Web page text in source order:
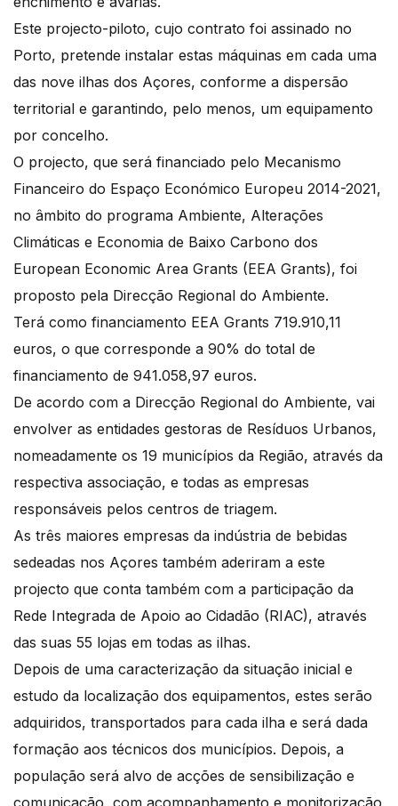
Este projecto-piloto, cujo contrato foi assinado no
Porto, pretende instalar estas máquinas em cada uma
das nove ilhas dos Açores, conforme a dispersão
territorial e garantindo, pelo menos, um equipamento
por concelho.
O projecto, que será financiado pelo Mecanismo
Financeiro do Espaço Económico Europeu 2014-2021,
no âmbito do programa Ambiente, Alterações
Climáticas e Economia de Baixo Carbono dos
European Economic Area Grants (EEA Grants), foi
proposto pela Direcção Regional do Ambiente.
Terá como financiamento EEA Grants 719.910,11
euros, o que corresponde a 90% do total de
financiamento de 941.058,97 euros.
De acordo com a Direcção Regional do Ambiente, vai
envolver as entidades gestoras de Resíduos Urbanos,
nomeadamente os 19 municípios da Região, através da
respectiva associação, e todas as empresas
responsáveis pelos centros de triagem.
As três maiores empresas da indústria de bebidas
sedeadas nos Açores também aderiram a este
projecto que conta também com a participação da
Rede Integrada de Apoio ao Cidadão (RIAC), através
das suas 55 lojas em todas as ilhas.
Depois de uma caracterização da situação inicial e
estudo da localização dos equipamentos, estes serão
adquiridos, transportados para cada ilha e será dada
formação aos técnicos dos municípios. Depois, a
população será alvo de acções de sensibilização e